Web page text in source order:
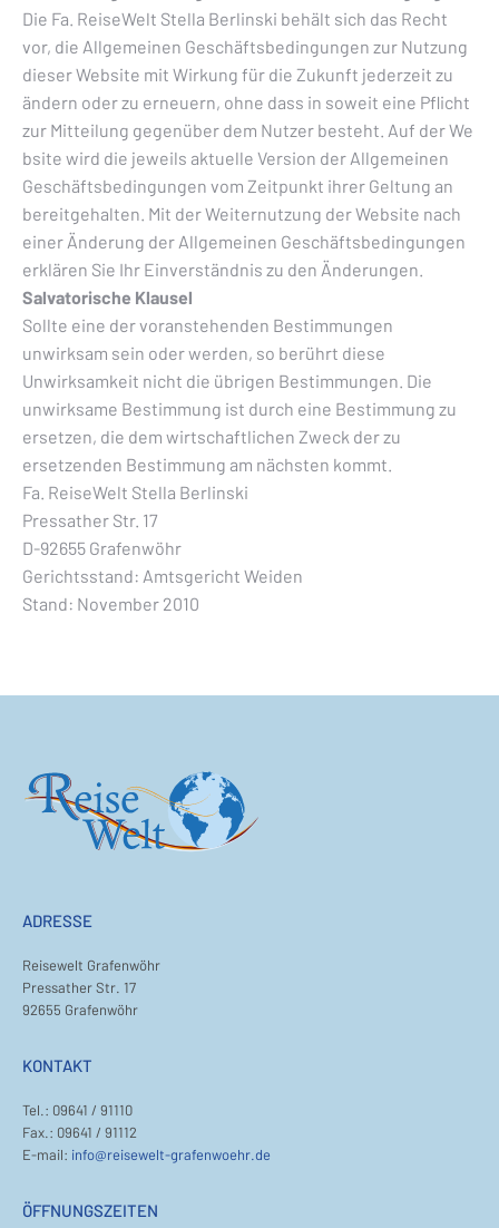
Die Fa. ReiseWelt Stella Berlinski behält sich das Recht
vor, die Allgemeinen Geschäftsbedingungen zur Nutzung
dieser Website mit Wirkung für die Zukunft jederzeit zu
ändern oder zu erneuern, ohne dass in soweit eine Pflicht
zur Mitteilung gegenüber dem Nutzer besteht. Auf der We
bsite wird die jeweils aktuelle Version der Allgemeinen
Geschäftsbedingungen vom Zeitpunkt ihrer Geltung an
bereitgehalten. Mit der Weiternutzung der Website nach
einer Änderung der Allgemeinen Geschäftsbedingungen
erklären Sie Ihr Einverständnis zu den Änderungen.
Salvatorische Klausel
Sollte eine der voranstehenden Bestimmungen
unwirksam sein oder werden, so berührt diese
Unwirksamkeit nicht die übrigen Bestimmungen. Die
unwirksame Bestimmung ist durch eine Bestimmung zu
ersetzen, die dem wirtschaftlichen Zweck der zu
ersetzenden Bestimmung am nächsten kommt.
Fa. ReiseWelt Stella Berlinski
Pressather Str. 17
D-92655 Grafenwöhr
Gerichtsstand: Amtsgericht Weiden
Stand: November 2010
ADRESSE
Reisewelt Grafenwöhr
Pressather Str. 17
92655 Grafenwöhr
KONTAKT
Tel.: 09641 / 91110
Fax.: 09641 / 91112
E-mail: info@reisewelt-grafenwoehr.de
ÖFFNUNGSZEITEN